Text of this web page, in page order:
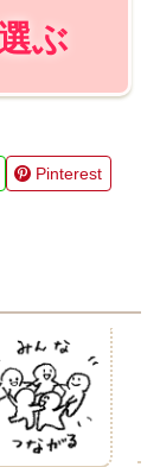
ぶ
Pinterest